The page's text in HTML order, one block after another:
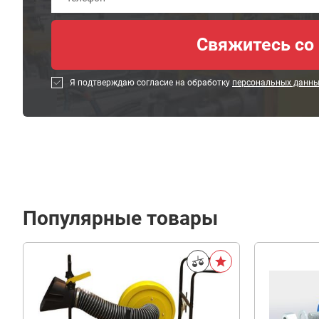
Я подтверждаю согласие на обработку персональных
Популярные товары